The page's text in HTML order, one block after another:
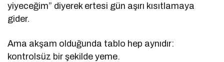
yiyeceğim” diyerek ertesi gün aşırı kısıtlamaya
gider.
Ama akşam olduğunda tablo hep aynıdır:
kontrolsüz bir şekilde yeme.